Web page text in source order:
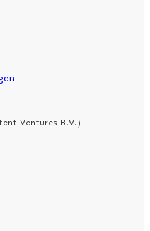
Ventures B.V.)